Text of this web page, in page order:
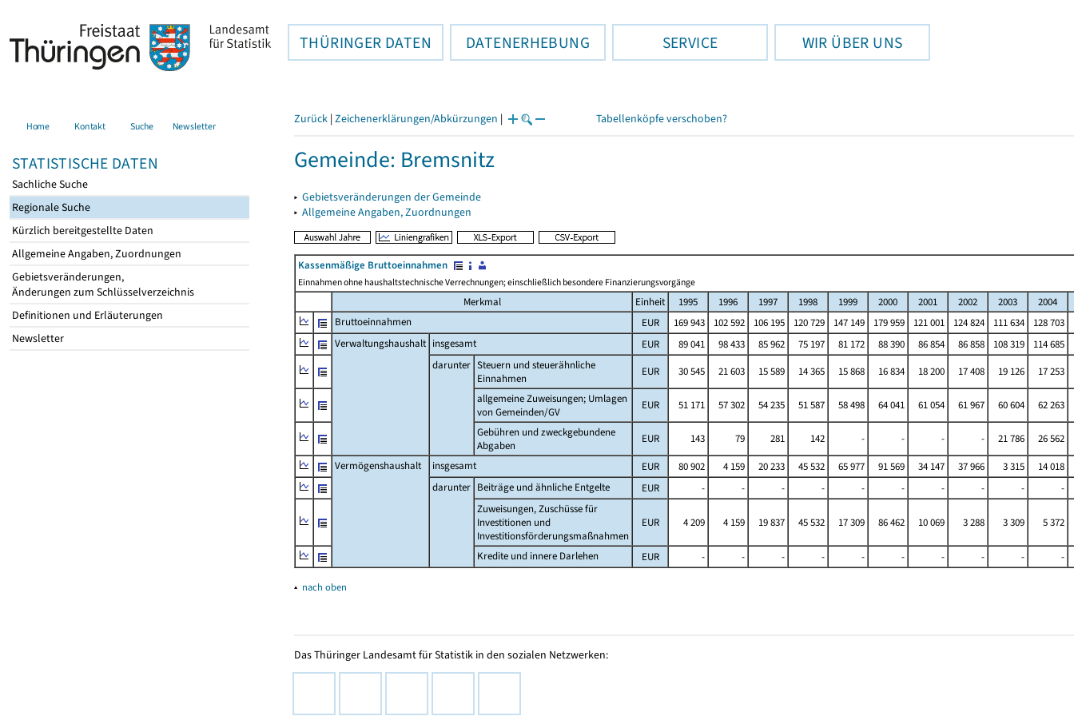
THÜRINGER DATEN DATENERHEBUNG SERVICE WIR ÜBER UNS
Home Kontakt Suche Newsletter
STATISTISCHE DATEN
Sachliche Suche
Regionale Suche
Kürzlich bereitgestellte Daten
Allgemeine Angaben, Zuordnungen
Gebietsveränderungen,
Änderungen zum Schlüsselverzeichnis
Definitionen und Erläuterungen
Newsletter
Zurück | Zeichenerklärungen/Abkürzungen | Tabellenköpfe verschoben?
Gemeinde: Bremsnitz
▸ Gebietsveränderungen der Gemeinde
▸ Allgemeine Angaben, Zuordnungen
Kassenmäßige Bruttoeinnahmen
Einnahmen ohne haushaltstechnische Verrechnungen; einschließlich besondere Finanzierungsvorgänge
Merkmal Einheit 1995 1996 1997 1998 1999 2000 2001 2002 2003
2004
Bruttoeinnahmen
EUR 169 943 102 592 106 195 120 729 147 149 179 959 121 001 124 824 111 634 128 703
Verwaltungshaushalt insgesamt EUR 89 041 98 433 85 962 75 197 81 172 88 390 86 854 86 858 108 319 114 685
darunter Steuern und steuerähnliche
Einnahmen
EUR 30 545 21 603 15 589 14 365 15 868 16 834 18 200 17 408 19 126
17 253
allgemeine Zuweisungen; Umlagen
von Gemeinden/GV
EUR 51 171 57 302 54 235 51 587 58 498 64 041 61 054 61 967 60 604
62 263
Gebühren und zweckgebundene
Abgaben
EUR 143 79 281 142 - - - - 21 786
26 562
Vermögenshaushalt
insgesamt EUR 80 902 4 159 20 233 45 532 65 977 91 569 34 147 37 966 3 315
14 018
darunter Beiträge und ähnliche Entgelte EUR - - - - - - - - -
-
Zuweisungen, Zuschüsse für
Investitionen und
Investitionsförderungsmaßnahmen
EUR 4 209 4 159 19 837 45 532 17 309 86 462 10 069 3 288 3 309 5 372
Kredite und innere Darlehen EUR - - - - - - - - - -
▴ nach oben
Das Thüringer Landesamt für Statistik in den sozialen Netzwerken: